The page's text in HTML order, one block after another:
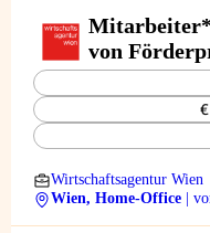
von
Medien- und
(all genders)
Wirtschaftsagentur Wien
Wien, Home-Office
|